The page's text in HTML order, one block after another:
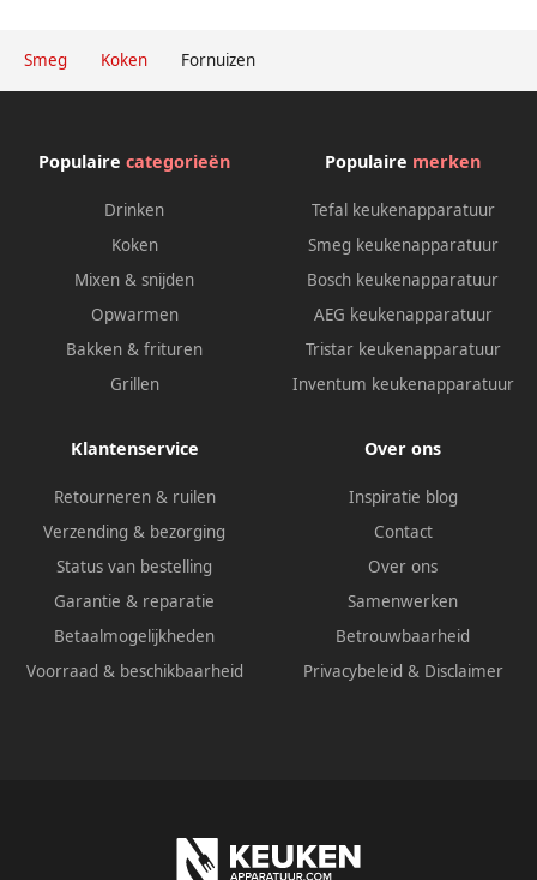
Smeg Koken Fornuizen
Populaire categorieën
Drinken
Koken
Mixen & snijden
Opwarmen
Bakken & frituren
Grillen
Populaire merken
Tefal keukenapparatuur
Smeg keukenapparatuur
Bosch keukenapparatuur
AEG keukenapparatuur
Tristar keukenapparatuur
Inventum keukenapparatuur
Klantenservice
Retourneren & ruilen
Verzending & bezorging
Status van bestelling
Garantie & reparatie
Betaalmogelijkheden
Voorraad & beschikbaarheid
Over ons
Inspiratie blog
Contact
Over ons
Samenwerken
Betrouwbaarheid
Privacybeleid & Disclaimer